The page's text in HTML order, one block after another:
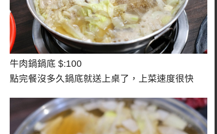
牛肉鍋鍋底 $:100
點完餐沒多久鍋底就送上桌了，上菜速度很快